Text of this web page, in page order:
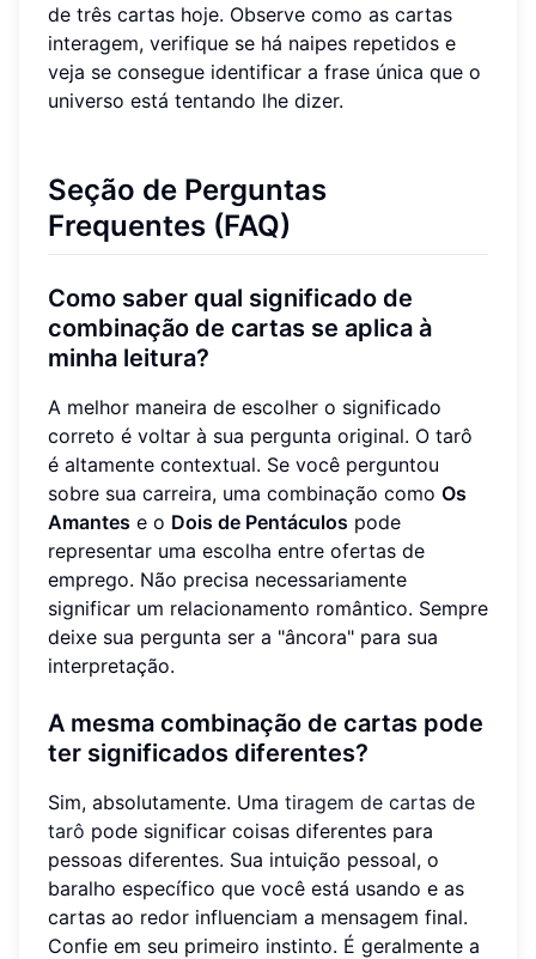
de três cartas hoje. Observe como as cartas
interagem, verifique se há naipes repetidos e
veja se consegue identificar a frase única que o
universo está tentando lhe dizer.
Seção de Perguntas
Frequentes (FAQ)
Como saber qual significado de
combinação de cartas se aplica à
minha leitura?
A melhor maneira de escolher o significado
correto é voltar à sua pergunta original. O tarô
é altamente contextual. Se você perguntou
sobre sua carreira, uma combinação como Os
Amantes e o Dois de Pentáculos pode
representar uma escolha entre ofertas de
emprego. Não precisa necessariamente
significar um relacionamento romântico. Sempre
deixe sua pergunta ser a "âncora" para sua
interpretação.
A mesma combinação de cartas pode
ter significados diferentes?
Sim, absolutamente. Uma tiragem de cartas de
tarô pode significar coisas diferentes para
pessoas diferentes. Sua intuição pessoal, o
baralho específico que você está usando e as
cartas ao redor influenciam a mensagem final.
Confie em seu primeiro instinto. É geralmente a